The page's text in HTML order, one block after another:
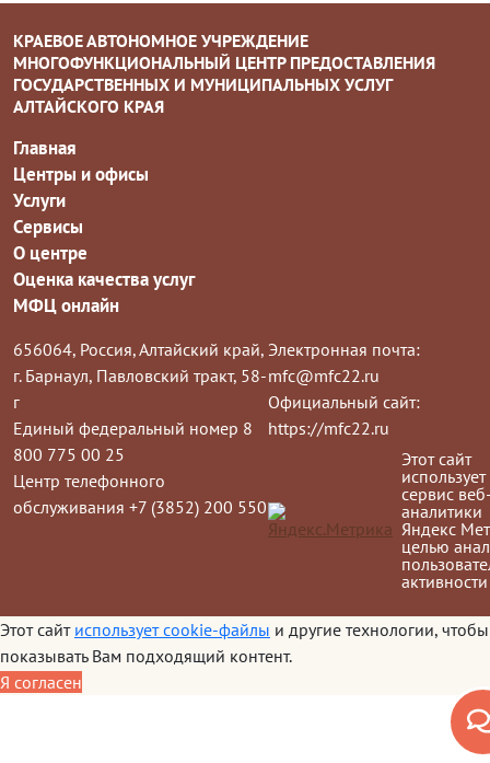
КРАЕВОЕ АВТОНОМНОЕ УЧРЕЖДЕНИЕ
МНОГОФУНКЦИОНАЛЬНЫЙ ЦЕНТР ПРЕДОСТАВЛЕНИЯ
ГОСУДАРСТВЕННЫХ И МУНИЦИПАЛЬНЫХ УСЛУГ
АЛТАЙСКОГО КРАЯ
Главная
Центры и офисы
Услуги
Сервисы
О центре
Оценка качества услуг
МФЦ онлайн
656064, Россия, Алтайский край,
г. Барнаул, Павловский тракт, 58-
г
Единый федеральный номер 8
800 775 00 25
Центр телефонного
обслуживания +7 (3852) 200 550
Электронная почта:
mfc@mfc22.ru
Официальный сайт:
https://mfc22.ru
Этот сайт
использует
сервис
аналитики
Яндекс
целью
активности
Этот сайт использует cookie-файлы и другие технологии, чтобы
показывать Вам подходящий контент.
Я согласен